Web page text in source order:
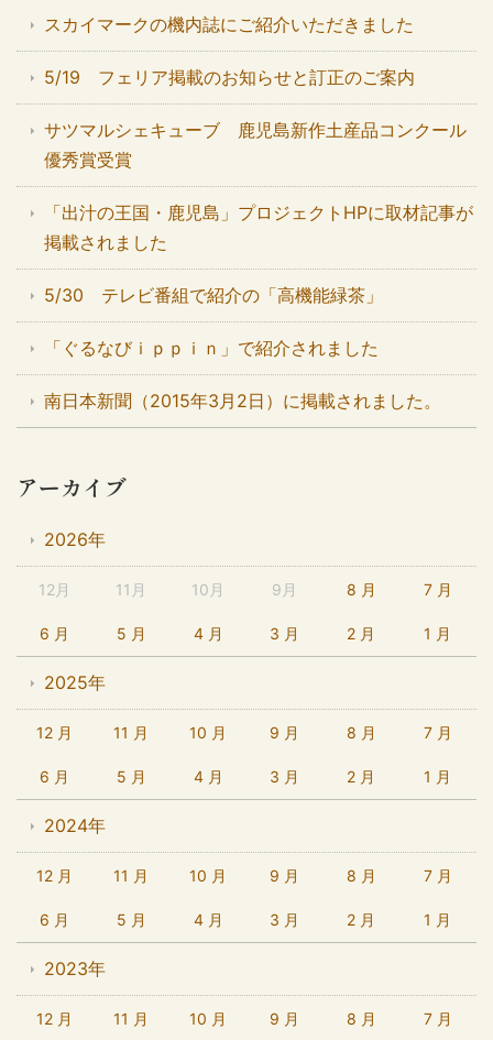
スカイマークの機内誌にご紹介いただきました
5/19 フェリア掲載のお知らせと訂正のご案内
サツマルシェキューブ 鹿児島新作土産品コンクール
優秀賞受賞
「出汁の王国・鹿児島」プロジェクトHPに取材記事が
掲載されました
5/30 テレビ番組で紹介の「高機能緑茶」
「ぐるなびｉｐｐｉｎ」で紹介されました
南日本新聞（2015年3月2日）に掲載されました。
アーカイブ
2026年
12月 11月 10月 9月 8 月 7 月
6 月 5 月 4 月 3 月 2 月 1 月
2025年
12 月 11 月 10 月 9 月 8 月 7 月
6 月 5 月 4 月 3 月 2 月 1 月
2024年
12 月 11 月 10 月 9 月 8 月 7 月
6 月 5 月 4 月 3 月 2 月 1 月
2023年
12 月 11 月 10 月 9 月 8 月 7 月